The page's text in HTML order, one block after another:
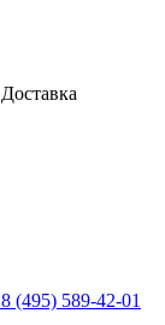
Доставка
8 (495) 589-42-01